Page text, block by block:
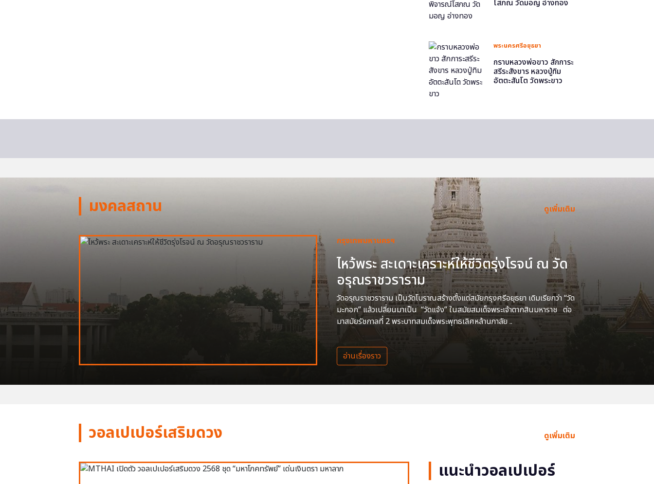
โสภณ วัดมอญ อ่างทอง
พระนครศรีอยุธยา
กราบหลวงพ่อขาว สักการะ
สรีระสังขาร หลวงปู่ทิม
อัตตะสันโต วัดพระขาว
มงคลสถาน ดูเพิ่มเติม
กรุงเทพมหานครฯ
ไหว้พระ สะเดาะเคราะห์ให้ชีวิตรุ่งโรจน์ ณ วัด
อรุณราชวราราม
วัดอรุณราชวราราม เป็นวัดโบราณสร้างตั้งแต่สมัยกรุงศรีอยุธยา เดิมเรียกว่า “วัด
มะกอก” แล้วเปลี่ยนมาเป็น “วัดแจ้ง” ในสมัยสมเด็จพระเจ้าตากสินมหาราช ต่อ
มาสมัยรัชกาลที่ 2 พระบาทสมเด็จพระพุทธเลิศหล้านภาลัย ..
อ่านเรื่องราว
วอลเปเปอร์เสริมดวง ดูเพิ่มเติม
แนะนำวอลเปเปอร์